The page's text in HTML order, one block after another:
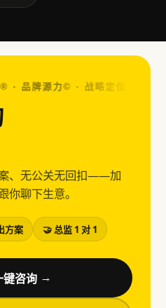
品牌源力© ·战略定位 · 视觉设
、无公关无回扣——加
你聊下生意。
方案 🤝 总监 1 对 1
键咨询 →